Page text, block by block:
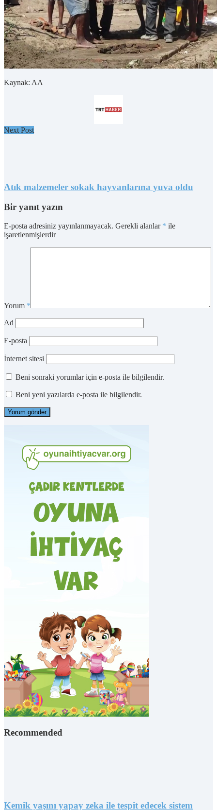
Kaynak: AA
Next Post
Atık malzemeler sokak hayvanlarına yuva oldu
Bir yanıt yazın
E-posta adresiniz yayınlanmayacak. Gerekli alanlar * ile
işaretlenmişlerdir
Yorum *
Ad
E-posta
İnternet sitesi
Beni sonraki yorumlar için e-posta ile bilgilendir.
Beni yeni yazılarda e-posta ile bilgilendir.
Recommended
Kemik yaşını yapay zeka ile tespit edecek sistem